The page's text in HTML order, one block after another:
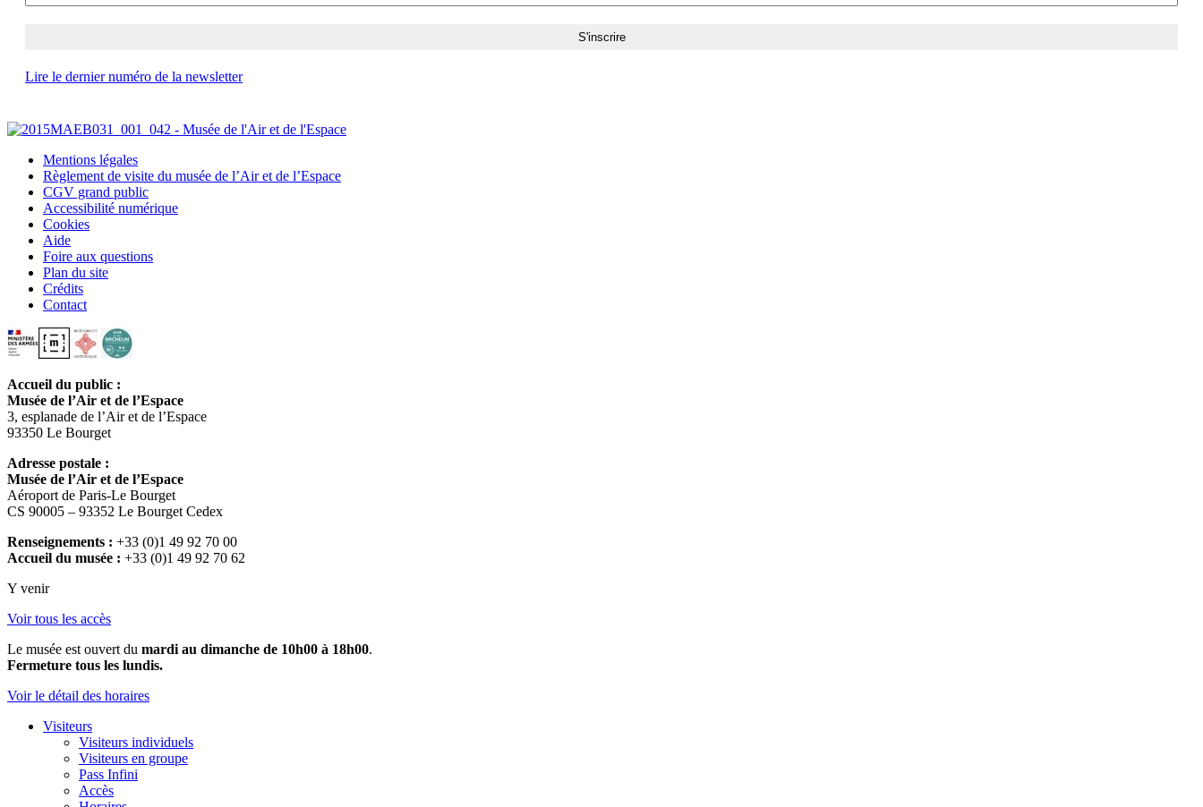
Lire le dernier numéro de la newsletter
Mentions légales
Règlement de visite du musée de l’Air et de l’Espace
CGV grand public
Accessibilité numérique
Cookies
Aide
Foire aux questions
Plan du site
Crédits
Contact
Accueil du public :
Musée de l’Air et de l’Espace
3, esplanade de l’Air et de l’Espace
93350 Le Bourget
Adresse postale :
Musée de l’Air et de l’Espace
Aéroport de Paris-Le Bourget
CS 90005 – 93352 Le Bourget Cedex
Renseignements : +33 (0)1 49 92 70 00
Accueil du musée : +33 (0)1 49 92 70 62
Y venir
Voir tous les accès
Le musée est ouvert du mardi au dimanche de 10h00 à 18h00.
Fermeture tous les lundis.
Voir le détail des horaires
Visiteurs
Visiteurs individuels
Visiteurs en groupe
Pass Infini
Accès